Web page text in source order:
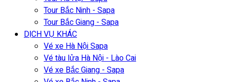
Tour Bắc Ninh - Sapa
Tour Bắc Giang - Sapa
DỊCH VỤ KHÁC
Vé xe Hà Nội Sapa
Vé tàu lửa Hà Nội - Lào Cai
Vé xe Bắc Giang - Sapa